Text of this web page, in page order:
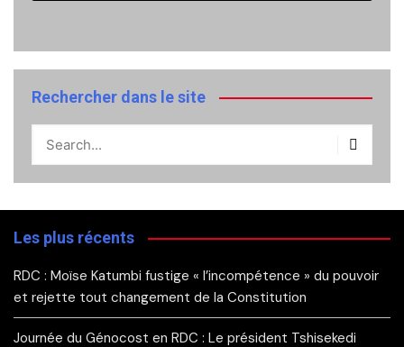
Rechercher dans le site
Les plus récents
RDC : Moïse Katumbi fustige « l’incompétence » du pouvoir
et rejette tout changement de la Constitution
Journée du Génocost en RDC : Le président Tshisekedi